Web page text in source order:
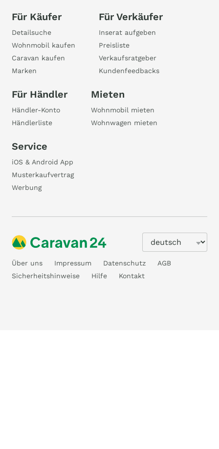
Für Käufer
Detailsuche
Wohnmobil kaufen
Caravan kaufen
Marken
Für Verkäufer
Inserat aufgeben
Preisliste
Verkaufsratgeber
Kundenfeedbacks
Für Händler
Händler-Konto
Händlerliste
Mieten
Wohnmobil mieten
Wohnwagen mieten
Service
iOS & Android App
Musterkaufvertrag
Werbung
Über uns Impressum Datenschutz
AGB
Sicherheitshinweise
Hilfe Kontakt